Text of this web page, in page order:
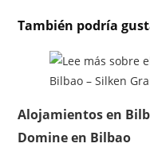
También podría
Alojamientos en
Domine en Bilbao